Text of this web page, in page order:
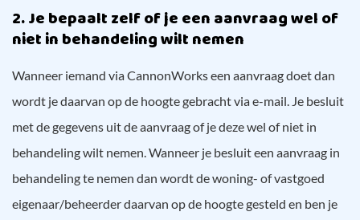
2. Je bepaalt zelf of je een aanvraag wel of
niet in behandeling wilt nemen
Wanneer iemand via CannonWorks een aanvraag doet dan
wordt je daarvan op de hoogte gebracht via e-mail. Je besluit
met de gegevens uit de aanvraag of je deze wel of niet in
behandeling wilt nemen. Wanneer je besluit een aanvraag in
behandeling te nemen dan wordt de woning- of vastgoed
eigenaar/beheerder daarvan op de hoogte gesteld en ben je